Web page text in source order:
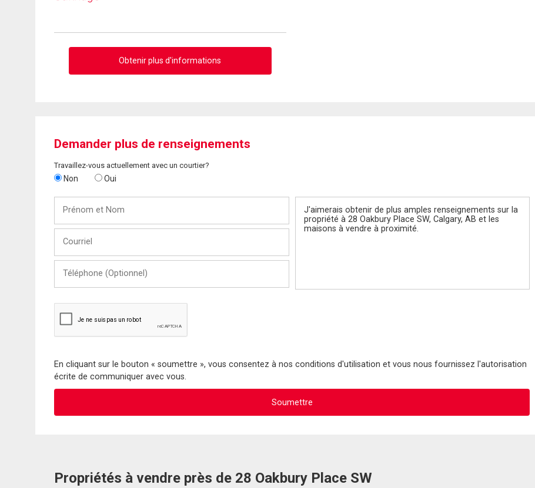
Obtenir plus d'informations
Demander plus de renseignements
Travaillez-vous actuellement avec un courtier?
Non Oui
Nom
(Optionnel)
En cliquant sur le bouton « soumettre », vous consentez à nos conditions d'utilisation et vous nous fournissez l'autorisation
écrite de communiquer avec vous.
Propriétés à vendre près de 28 Oakbury Place SW